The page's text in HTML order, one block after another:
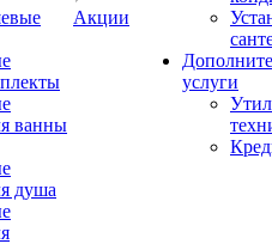
ванны
душа
Акции
услуги